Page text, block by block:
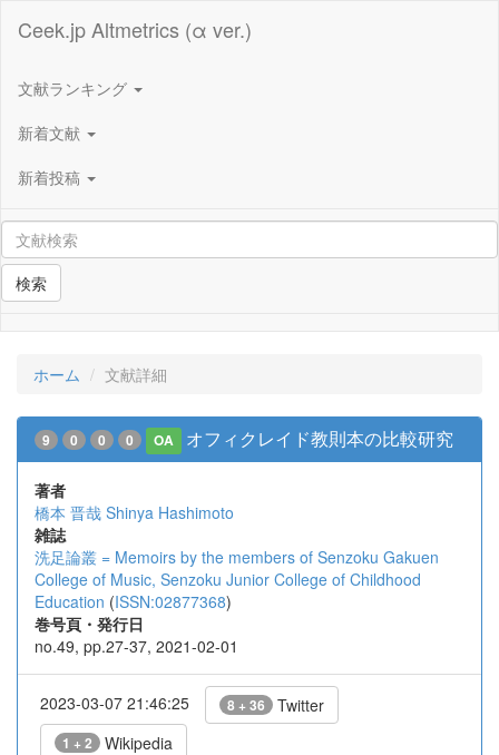
Ceek.jp Altmetrics (α ver.)
文献ランキング
新着文献
新着投稿
検索
ホーム 文献詳細
9 0 0 0 OA オフィクレイド教則本の比較研究
著者
橋本 晋哉 Shinya Hashimoto
雑誌
洗足論叢 = Memoirs by the members of Senzoku Gakuen
College of Music, Senzoku Junior College of Childhood
Education (ISSN:02877368)
巻号頁・発行日
no.49, pp.27-37, 2021-02-01
2023-03-07 21:46:25 8 + 36 Twitter
1 + 2 Wikipedia